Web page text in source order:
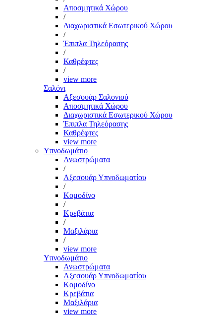
Αποσμητικά Χώρου
/
Διαχωριστικά Εσωτερικού Χώρου
/
Έπιπλα Τηλεόρασης
/
Καθρέφτες
/
view more
Σαλόνι
Αξεσουάρ Σαλονιού
Αποσμητικά Χώρου
Διαχωριστικά Εσωτερικού Χώρου
Έπιπλα Τηλεόρασης
Καθρέφτες
view more
Υπνοδωμάτιο
Ανωστρώματα
/
Αξεσουάρ Υπνοδωματίου
/
Κομοδίνο
/
Κρεβάτια
/
Μαξιλάρια
/
view more
Υπνοδωμάτιο
Ανωστρώματα
Αξεσουάρ Υπνοδωματίου
Κομοδίνο
Κρεβάτια
Μαξιλάρια
view more